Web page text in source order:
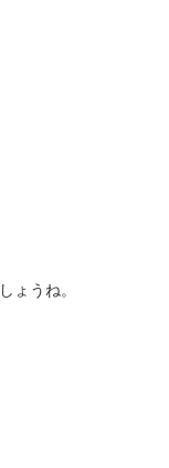
ょうね。